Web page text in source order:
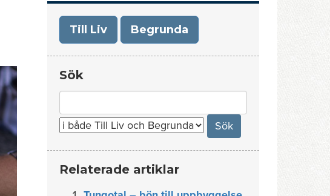
Till Liv Begrunda
Sök
for:
Relaterade artiklar